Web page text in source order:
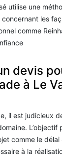
utilise une
concernant les
comme
devis
à Le
il est judicieux
L’objectif
comme le délai
à la